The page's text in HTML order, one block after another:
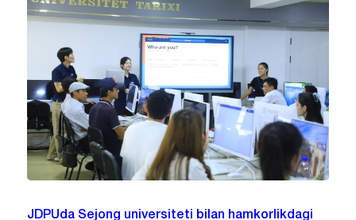
JDPUda Sejong universiteti bilan hamkorlikdagi